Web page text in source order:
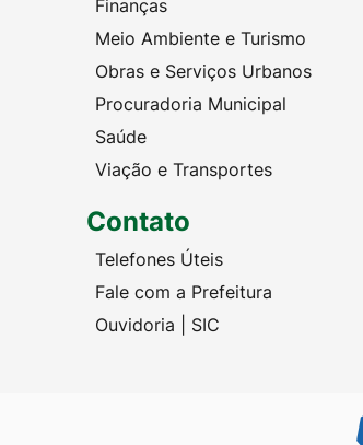
Finanças
Meio Ambiente e Turismo
Obras e Serviços Urbanos
Procuradoria Municipal
Saúde
Viação e Transportes
Contato
Telefones Úteis
Fale com a Prefeitura
Ouvidoria | SIC